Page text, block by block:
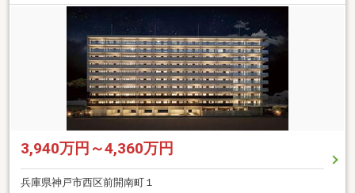
3,940万円～4,360万円
兵庫県神戸市西区前開南町１